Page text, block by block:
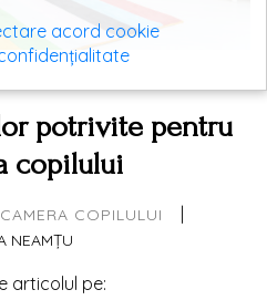
potrivite pentru
copilului
CAMERA COPILULUI
NEAMȚU
articolul pe:
acord cookie